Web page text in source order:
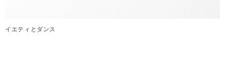
イエティとダンス